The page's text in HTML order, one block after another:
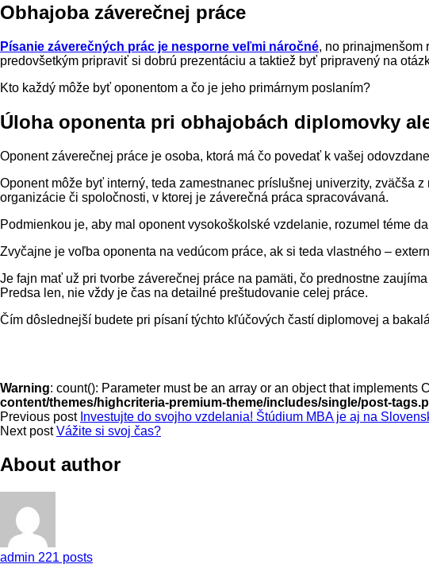
Obhajoba záverečnej práce
Písanie záverečných prác je nesporne veľmi náročné, no prinajmenšom
predovšetkým pripraviť si dobrú prezentáciu a taktiež byť pripravený na
Kto každý môže byť oponentom a čo je jeho primárnym poslaním?
Úloha oponenta pri obhajobách diplomovky
Oponent záverečnej práce je osoba, ktorá má čo povedať k vašej
Oponent môže byť interný, teda zamestnanec príslušnej univerzity, zväčša
organizácie či spoločnosti, v ktorej je záverečná práca spracovávaná.
Podmienkou je, aby mal oponent vysokoškolské vzdelanie, rozumel téme
Zvyčajne je voľba oponenta na vedúcom práce, ak si teda vlastného –
Je fajn mať už pri tvorbe záverečnej práce na pamäti, čo prednostne
Predsa len, nie vždy je čas na detailné preštudovanie celej práce.
Čím dôslednejší budete pri písaní týchto kľúčových častí diplomovej a
Warning: count(): Parameter must be an array or an object that implements
content/themes/highcriteria-premium-theme/includes/single/post-
Previous post Investujte do svojho vzdelania! Štúdium MBA je aj na
Next post Vážite si svoj čas?
About author
admin 221 posts